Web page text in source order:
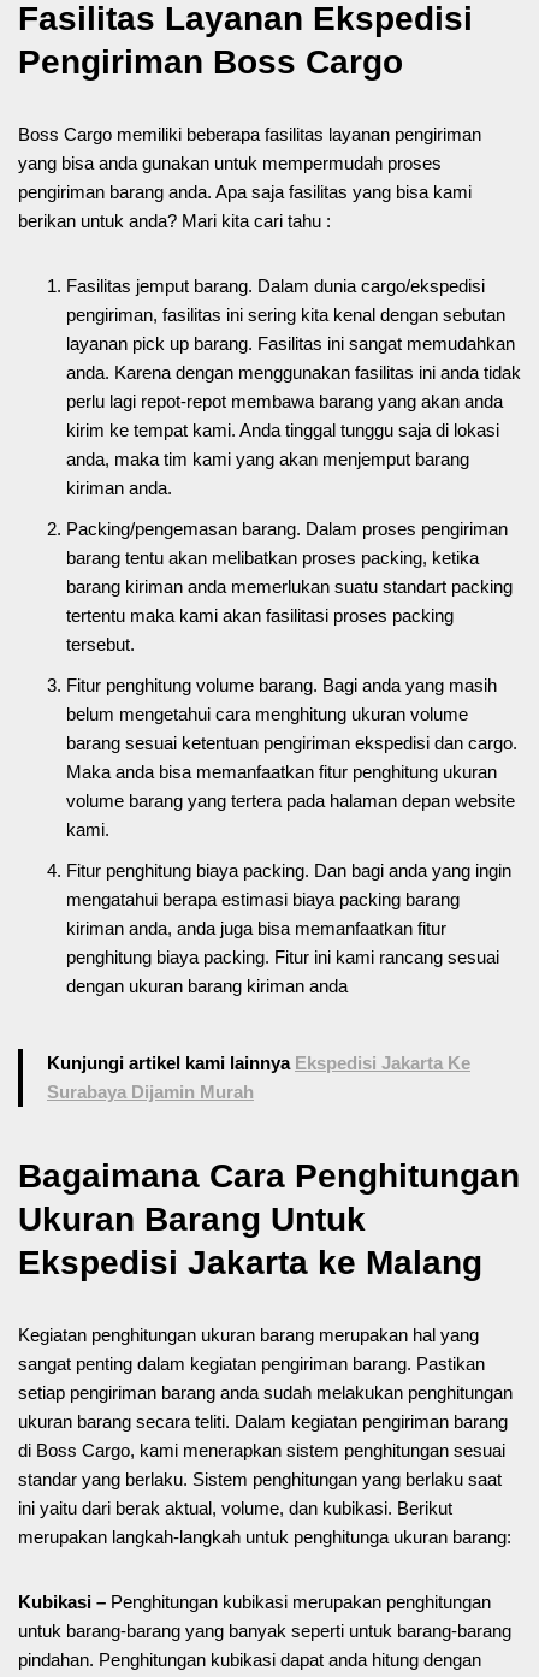
Fasilitas Layanan Ekspedisi
Pengiriman Boss Cargo
Boss Cargo memiliki beberapa fasilitas layanan pengiriman
yang bisa anda gunakan untuk mempermudah proses
pengiriman barang anda. Apa saja fasilitas yang bisa kami
berikan untuk anda? Mari kita cari tahu :
Fasilitas jemput barang. Dalam dunia cargo/ekspedisi
pengiriman, fasilitas ini sering kita kenal dengan sebutan
layanan pick up barang. Fasilitas ini sangat memudahkan
anda. Karena dengan menggunakan fasilitas ini anda tidak
perlu lagi repot-repot membawa barang yang akan anda
kirim ke tempat kami. Anda tinggal tunggu saja di lokasi
anda, maka tim kami yang akan menjemput barang
kiriman anda.
Packing/pengemasan barang. Dalam proses pengiriman
barang tentu akan melibatkan proses packing, ketika
barang kiriman anda memerlukan suatu standart packing
tertentu maka kami akan fasilitasi proses packing
tersebut.
Fitur penghitung volume barang. Bagi anda yang masih
belum mengetahui cara menghitung ukuran volume
barang sesuai ketentuan pengiriman ekspedisi dan cargo.
Maka anda bisa memanfaatkan fitur penghitung ukuran
volume barang yang tertera pada halaman depan website
kami.
Fitur penghitung biaya packing. Dan bagi anda yang ingin
mengatahui berapa estimasi biaya packing barang
kiriman anda, anda juga bisa memanfaatkan fitur
penghitung biaya packing. Fitur ini kami rancang sesuai
dengan ukuran barang kiriman anda
Kunjungi artikel kami lainnya Ekspedisi Jakarta Ke
Surabaya Dijamin Murah
Bagaimana Cara Penghitungan
Ukuran Barang Untuk
Ekspedisi Jakarta ke Malang
Kegiatan penghitungan ukuran barang merupakan hal yang
sangat penting dalam kegiatan pengiriman barang. Pastikan
setiap pengiriman barang anda sudah melakukan penghitungan
ukuran barang secara teliti. Dalam kegiatan pengiriman barang
di Boss Cargo, kami menerapkan sistem penghitungan sesuai
standar yang berlaku. Sistem penghitungan yang berlaku saat
ini yaitu dari berak aktual, volume, dan kubikasi. Berikut
merupakan langkah-langkah untuk penghitunga ukuran barang:
Kubikasi – Penghitungan kubikasi merupakan penghitungan
untuk barang-barang yang banyak seperti untuk barang-barang
pindahan. Penghitungan kubikasi dapat anda hitung dengan